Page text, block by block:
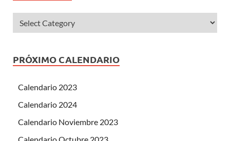
PRÓXIMO CALENDARIO
Calendario 2023
Calendario 2024
Calendario Noviembre 2023
Calendario Octubre 2023